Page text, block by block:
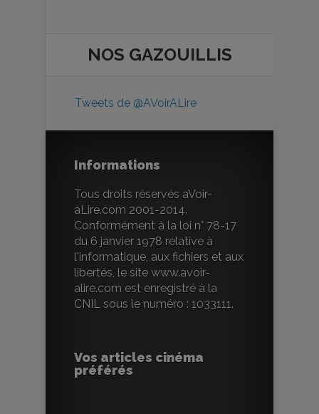
NOS GAZOUILLIS
Tweets de @AVoirALire
Informations
Tous droits réservés aVoir-
aLire.com 2001-2014.
Conformément à la loi n° 78-17
du 6 janvier 1978 relative à
l'informatique, aux fichiers et aux
libertés, le site www.avoir-
alire.com est enregistré à la
CNIL sous le numéro : 1033111.
Vos articles cinéma
préférés